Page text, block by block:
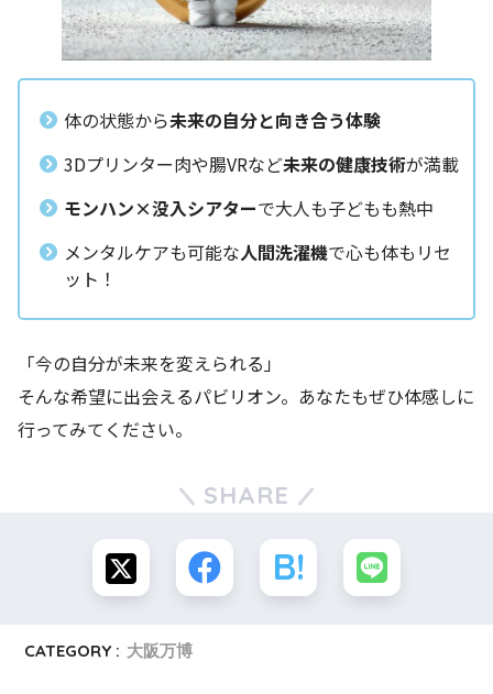
体の状態から未来の自分と向き合う体験
3Dプリンター肉や腸VRなど未来の健康技術が満載
モンハン×没入シアターで大人も子どもも熱中
メンタルケアも可能な人間洗濯機で心も体もリセ
ット！
「今の自分が未来を変えられる」
そんな希望に出会えるパビリオン。あなたもぜひ体感しに
行ってみてください。
SHARE
CATEGORY : 大阪万博